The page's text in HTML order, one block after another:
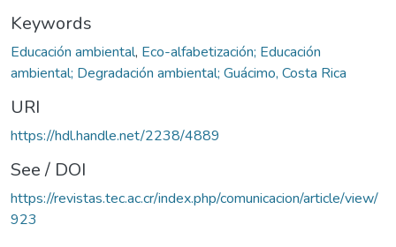
Keywords
Educación ambiental, Eco-alfabetización; Educación
ambiental; Degradación ambiental; Guácimo, Costa Rica
URI
https://hdl.handle.net/2238/4889
See / DOI
https://revistas.tec.ac.cr/index.php/comunicacion/article/view/
923